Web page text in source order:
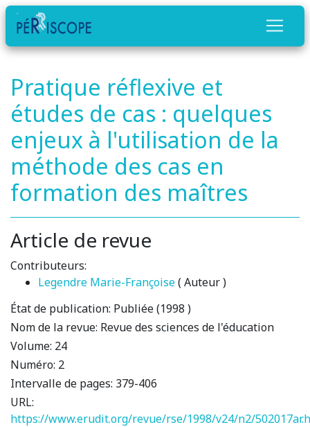
Pratique réflexive et
études de cas : quelques
enjeux à l'utilisation de la
méthode des cas en
formation des maîtres
Article de revue
Contributeurs:
Legendre Marie-Françoise( Auteur )
État de publication: Publiée (1998 )
Nom de la revue: Revue des sciences de l'éducation
Volume: 24
Numéro: 2
Intervalle de pages: 379-406
URL:
https://www.erudit.org/revue/rse/1998/v24/n2/